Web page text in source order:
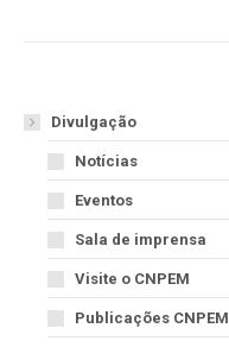
Divulgação
Notícias
Eventos
Sala de imprensa
Visite o CNPEM
Publicações CNPEM